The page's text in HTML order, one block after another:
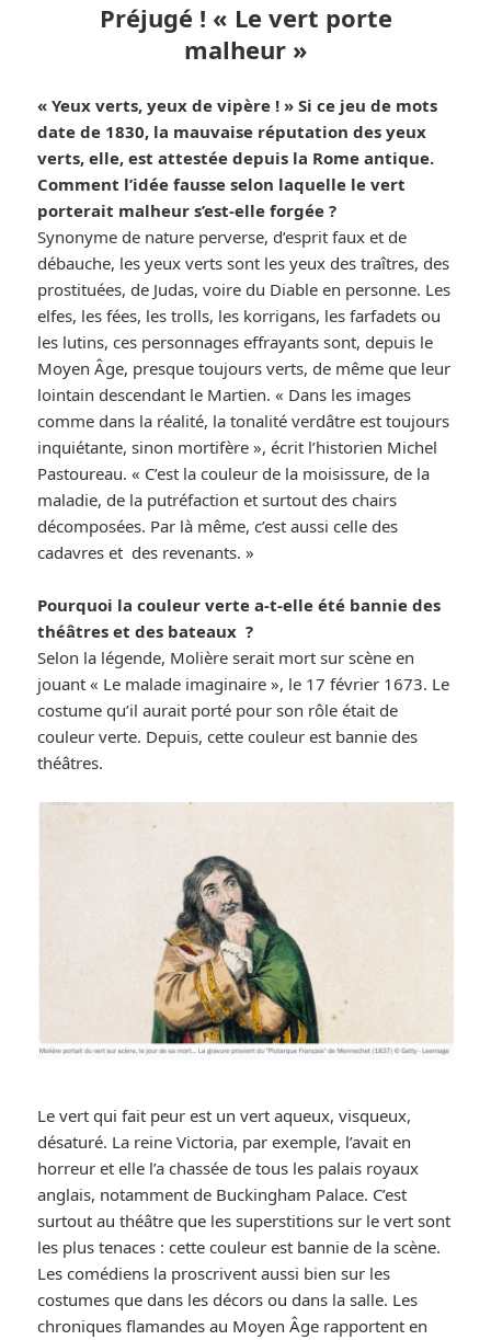
Préjugé ! « Le vert porte
malheur »
« Yeux verts, yeux de vipère ! » Si ce jeu de mots
date de 1830, la mauvaise réputation des yeux
verts, elle, est attestée depuis la Rome antique.
Comment l’idée fausse selon laquelle le vert
porterait malheur s’est-elle forgée ?
Synonyme de nature perverse, d’esprit faux et de
débauche, les yeux verts sont les yeux des traîtres, des
prostituées, de Judas, voire du Diable en personne. Les
elfes, les fées, les trolls, les korrigans, les farfadets ou
les lutins, ces personnages effrayants sont, depuis le
Moyen Âge, presque toujours verts, de même que leur
lointain descendant le Martien. « Dans les images
comme dans la réalité, la tonalité verdâtre est toujours
inquiétante, sinon mortifère », écrit l’historien Michel
Pastoureau. « C’est la couleur de la moisissure, de la
maladie, de la putréfaction et surtout des chairs
décomposées. Par là même, c’est aussi celle des
cadavres et des revenants. »
Pourquoi la couleur verte a-t-elle été bannie des
théâtres et des bateaux ?
Selon la légende, Molière serait mort sur scène en
jouant « Le malade imaginaire », le 17 février 1673. Le
costume qu’il aurait porté pour son rôle était de
couleur verte. Depuis, cette couleur est bannie des
théâtres.
Le vert qui fait peur est un vert aqueux, visqueux,
désaturé. La reine Victoria, par exemple, l’avait en
horreur et elle l’a chassée de tous les palais royaux
anglais, notamment de Buckingham Palace. C’est
surtout au théâtre que les superstitions sur le vert sont
les plus tenaces : cette couleur est bannie de la scène.
Les comédiens la proscrivent aussi bien sur les
costumes que dans les décors ou dans la salle. Les
chroniques flamandes au Moyen Âge rapportent en